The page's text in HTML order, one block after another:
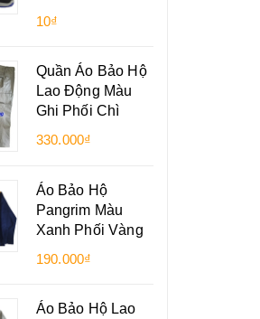
10₫
Quần Áo Bảo Hộ
Lao Động Màu
Ghi Phối Chì
330.000₫
Áo Bảo Hộ
Pangrim Màu
Xanh Phối Vàng
190.000₫
Áo Bảo Hộ Lao